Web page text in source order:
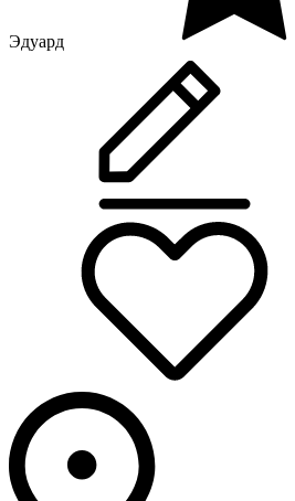
Эдуард